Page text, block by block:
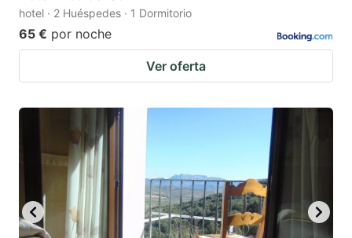
hotel · 2 Huéspedes · 1 Dormitorio
65 € por noche
Ver oferta